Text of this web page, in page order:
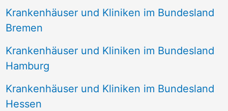
Krankenhäuser und Kliniken im Bundesland
Bremen
Krankenhäuser und Kliniken im Bundesland
Hamburg
Krankenhäuser und Kliniken im Bundesland
Hessen